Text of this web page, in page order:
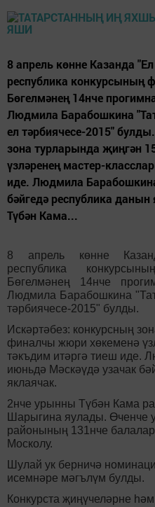
8 апрель көнне Казанда
республика конкурсының
Бөгелмәнең 14нче
Людмила Барабошкина
ел тәрбиячесе-2015"
зона турларында җиңгән
үзләренең мастер-
иде. Людмила
бәйгедә республика
Түбән Кама...
8 апрель көнне
республика
Бөгелмәнең 14нче
Людмила Барабошкина
тәрбиячесе-2015" булды.
Искәртәбез: конкурсның
финалчы жюри хөкеменә
тәкъдим итәргә тиеш иде.
июньдә Мәскәүдә узачак
яклаячак.
2нче урынны Түбән Кама
Шарыгина яулады. Өченче
районының 131нче
Москолу.
Шулай ук берничә
исемнәре мәгълүм булды.
Конкурста җиңүчеләрне